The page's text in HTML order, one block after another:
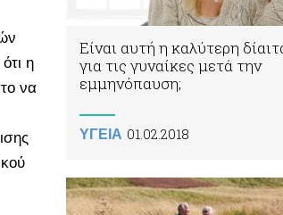
η
να
Είναι αυτή η καλύτερη
για τις γυναίκες μετά την
εμμηνόπαυση;
ΥΓΕΙΑ 01.02.2018